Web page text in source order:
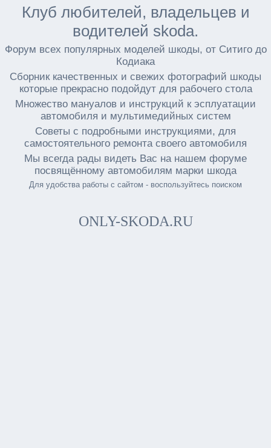
Клуб любителей, владельцев и
водителей skoda.
Форум всех популярных моделей шкоды, от Ситиго до
Кодиака
Сборник качественных и свежих фотографий шкоды
которые прекрасно подойдут для рабочего стола
Множество мануалов и инструкций к эсплуатации
автомобиля и мультимедийных систем
Советы с подробными инструкциями, для
самостоятельного ремонта своего автомобиля
Мы всегда рады видеть Вас на нашем форуме
посвящённому автомобилям марки шкода
Для удобства работы с сайтом - воспользуйтесь поиском
ONLY-SKODA.RU